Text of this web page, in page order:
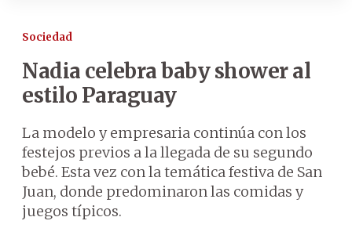
Sociedad
Nadia celebra baby shower al
estilo Paraguay
La modelo y empresaria continúa con los
festejos previos a la llegada de su segundo
bebé. Esta vez con la temática festiva de San
Juan, donde predominaron las comidas y
juegos típicos.